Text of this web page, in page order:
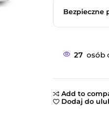
Bezpieczne
27 osób
Add to
Dodaj do